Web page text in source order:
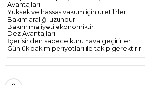
Avantajları:
Yüksek ve hassas vakum için üretilirler
Bakım aralığı uzundur
Bakım maliyeti ekonomiktir
Dez Avantajları:
İçerisinden sadece kuru hava geçirirler
Günlük bakım periyotları ile takip gerektirir